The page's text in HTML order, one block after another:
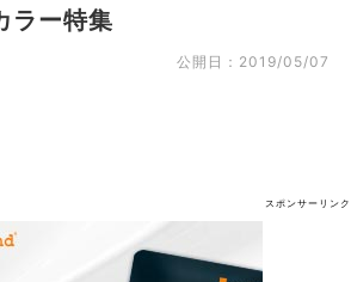
ラー特集
公開日： 2019/05/07
スポンサーリンク